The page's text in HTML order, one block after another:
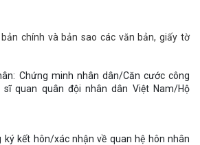
chính và bản sao các văn bản, giấy tờ
Chứng minh nhân dân/Căn cước công
sĩ quan quân đội nhân dân Việt Nam/Hộ
ký kết hôn/xác nhận về quan hệ hôn nhân